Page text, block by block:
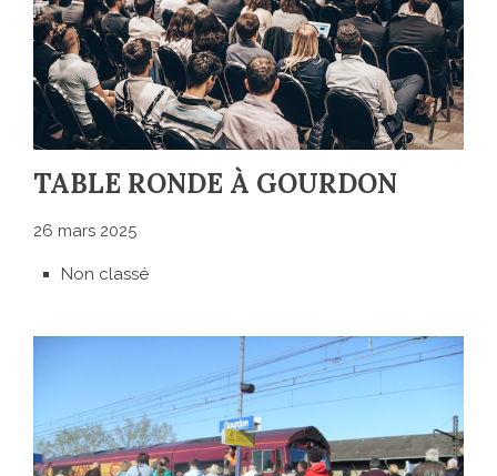
TABLE RONDE À GOURDON
26 mars 2025
Non classé